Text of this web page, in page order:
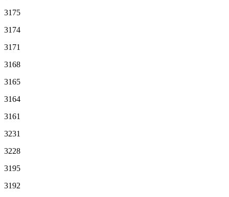
3175
3174
3171
3168
3165
3164
3161
3231
3228
3195
3192